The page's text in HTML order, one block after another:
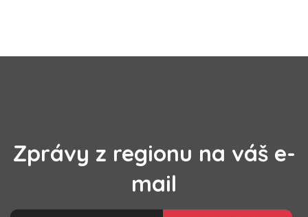
Zprávy z regionu na váš e-
mail